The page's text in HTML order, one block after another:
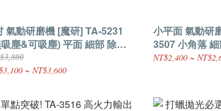
氣動研磨機 [魔研] TA-5231
塵&可吸塵) 平面 細部 除漆
修補 板金 處理 平穩 輕盈
~ NT$3,600
小平面 氣動研
3507 小角落
鏡面 板金 紋路
NT$2,400 ~